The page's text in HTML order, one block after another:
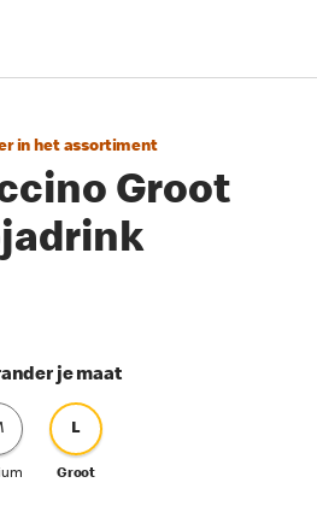
in het assortiment
Groot
je maat
L
Groot